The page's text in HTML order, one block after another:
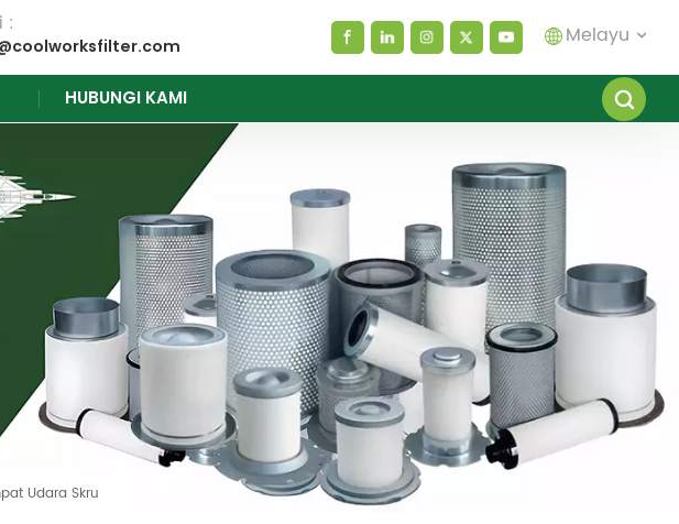
: Melayu
español
العربية
русский
Melayu
HUBUNGI KAMI
Udara Skru